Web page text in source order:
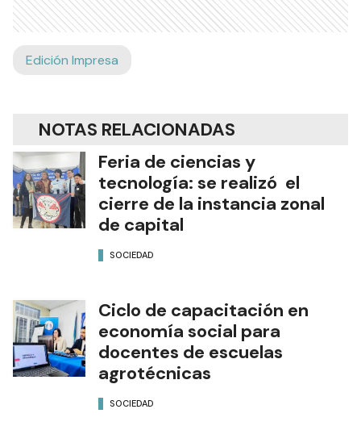
Edición Impresa
NOTAS RELACIONADAS
Feria de ciencias y
tecnología: se realizó el
cierre de la instancia zonal
de capital
SOCIEDAD
Ciclo de capacitación en
economía social para
docentes de escuelas
agrotécnicas
SOCIEDAD